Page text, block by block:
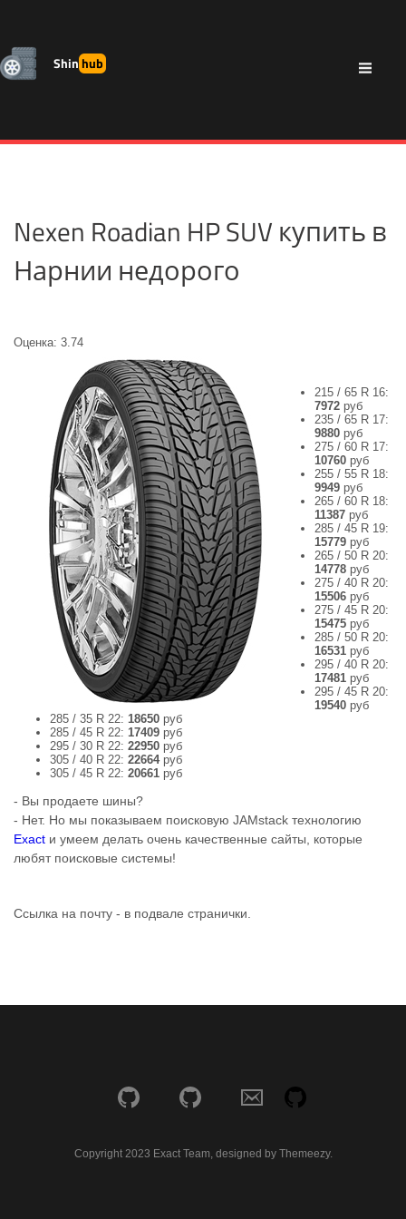
Shinhub
Nexen Roadian HP SUV купить в
Нарнии недорого
Оценка: 3.74
215 / 65 R 16:
7972 руб
235 / 65 R 17:
9880 руб
275 / 60 R 17:
10760 руб
255 / 55 R 18:
9949 руб
265 / 60 R 18:
11387 руб
285 / 45 R 19:
15779 руб
265 / 50 R 20:
14778 руб
275 / 40 R 20:
15506 руб
275 / 45 R 20:
15475 руб
285 / 50 R 20:
16531 руб
295 / 40 R 20:
17481 руб
295 / 45 R 20:
19540 руб
285 / 35 R 22: 18650 руб
285 / 45 R 22: 17409 руб
295 / 30 R 22: 22950 руб
305 / 40 R 22: 22664руб
305 / 45 R 22: 20661 руб
- Вы продаете шины?
- Нет. Но мы показываем поисковую JAMstack технологию
Exact и умеем делать очень качественные сайты, которые
любят поисковые системы!
Ссылка на почту - в подвале странички.
Copyright 2023 Exact Team, designed by Themeezy.